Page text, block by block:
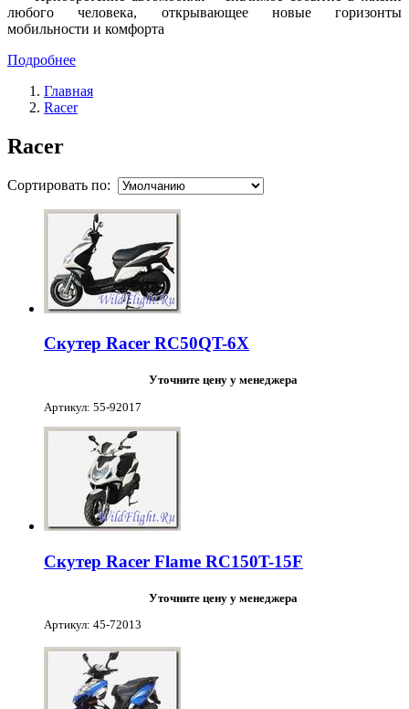
любого человека, открывающее новые горизонты
мобильности и комфорта
Подробнее
Главная
Racer
Racer
Сортировать по:
Скутер Racer RC50QT-6X
Уточните цену у менеджера
Артикул: 55-92017
Скутер Racer Flame RC150T-15F
Уточните цену у менеджера
Артикул: 45-72013